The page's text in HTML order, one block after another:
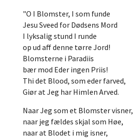
"O I Blomster, I som funde
Jesu Sveed for Dødsens Mord
I lyksalig stund I runde
op ud aff denne tørre Jord!
Blomsterne i Paradiis
bær mod Eder ingen Priis!
Thi det Blood, som eder farved,
Giør at Jeg har Himlen Arved.
Naar Jeg som et Blomster visner,
naar jeg fældes skjal som Høe,
naar at Blodet i mig isner,